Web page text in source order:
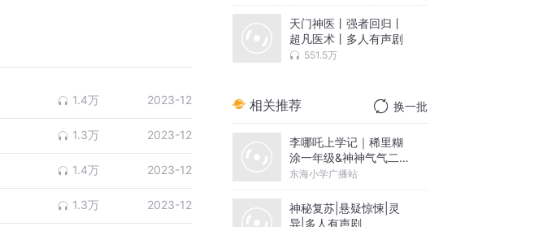
1.4万 2023-12
1.3万 2023-12
1.4万 2023-12
1.3万 2023-12
天门神医丨强者回归丨
超凡医术丨多人有声剧
551.5万
相关推荐 换一批
李哪吒上学记｜稀里糊
涂一年级&神神气气二年
级
东海小学广播站
神秘复苏|悬疑惊悚|灵
异|多人有声剧